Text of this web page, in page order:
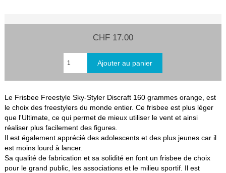
CHF 17.00
Le Frisbee Freestyle Sky-Styler Discraft 160 grammes orange, est
le choix des freestylers du monde entier. Ce frisbee est plus léger
que l'Ultimate, ce qui permet de mieux utiliser le vent et ainsi
réaliser plus facilement des figures.
Il est également apprécié des adolescents et des plus jeunes car il
est moins lourd à lancer.
Sa qualité de fabrication et sa solidité en font un frisbee de choix
pour le grand public, les associations et le milieu sportif. Il est